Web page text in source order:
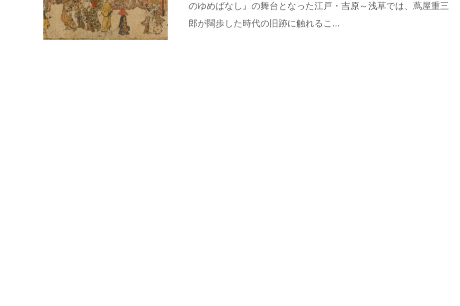
のゆめばなし』の舞台となった江戸・吉原～浅草では、蔦屋重三
郎が闊歩した時代の旧跡に触れるこ...